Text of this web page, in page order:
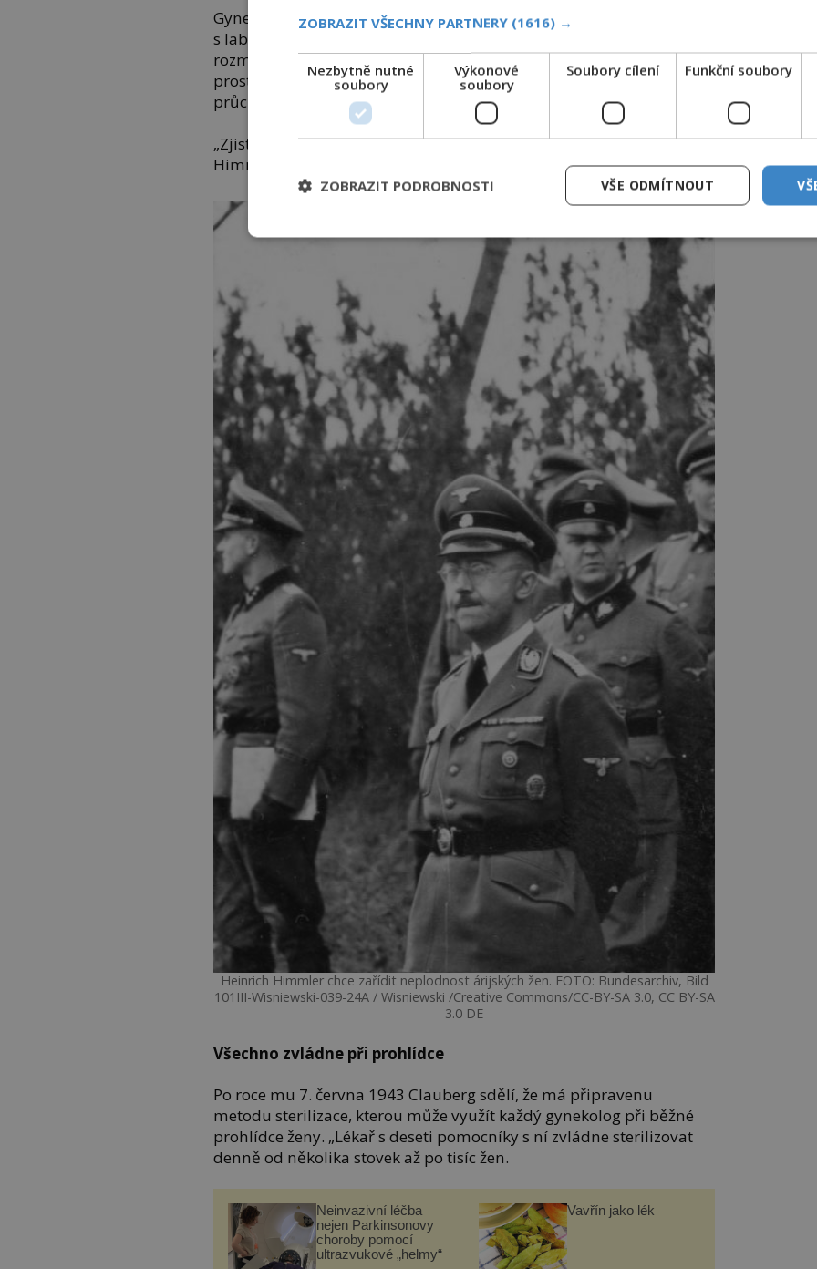
Gynekolog dostane v Osvětimi k dispozici celý blok č. 10
s laboratořemi včetně rentgenu a temné komory. Sterilizaci provádí
rozmanitými přípravky z produkce firmy I. G. Farben. Kontrastním
prostředkem pak na rentgenu testuje, jestli jsou vejcovody
průchodné.
„Zjistěte, jaký čas je nutný pro sterilizaci tisícovky Židovek,“ žádá ho
Himmler.
Heinrich Himmler chce zařídit neplodnost árijských žen. FOTO: Bundesarchiv, Bild
101III-Wisniewski-039-24A / Wisniewski /Creative Commons/CC-BY-SA 3.0, CC BY-SA
3.0 DE
Všechno zvládne při prohlídce
Po roce mu 7. června 1943 Clauberg sdělí, že má připravenu
metodu sterilizace, kterou může využít každý gynekolog při běžné
prohlídce ženy. „Lékař s deseti pomocníky s ní zvládne sterilizovat
denně od několika stovek až po tisíc žen.
Neinvazivní léčba
nejen Parkinsonovy
choroby pomocí
ultrazvukové „helmy“
Vavřín jako lék
ZOBRAZIT VŠECHNY PARTNERY (1616) →
Nezbytně nutné
soubory
Výkonové
soubory
Soubory cílení Funkční soubory
VŠE ODMÍTNOUT
ZOBRAZIT PODROBNOSTI